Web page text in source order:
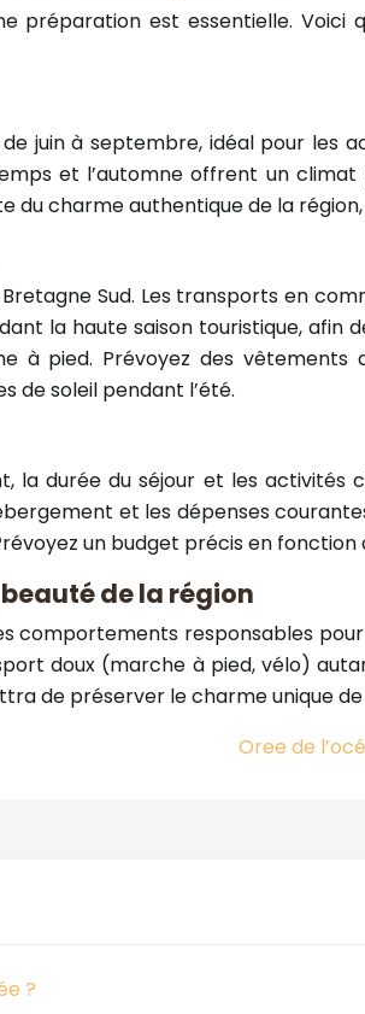
préparation est essentielle. Voici
juin à septembre, idéal pour les
et l’automne offrent un
du charme authentique de la
Sud. Les transports en
la haute saison touristique,
à pied. Prévoyez des
de soleil pendant l’été.
durée du séjour et les activités
et les dépenses
un budget précis en
de la région
comportements responsables
doux (marche à pied, vélo)
de préserver le charme unique
Oree de
?